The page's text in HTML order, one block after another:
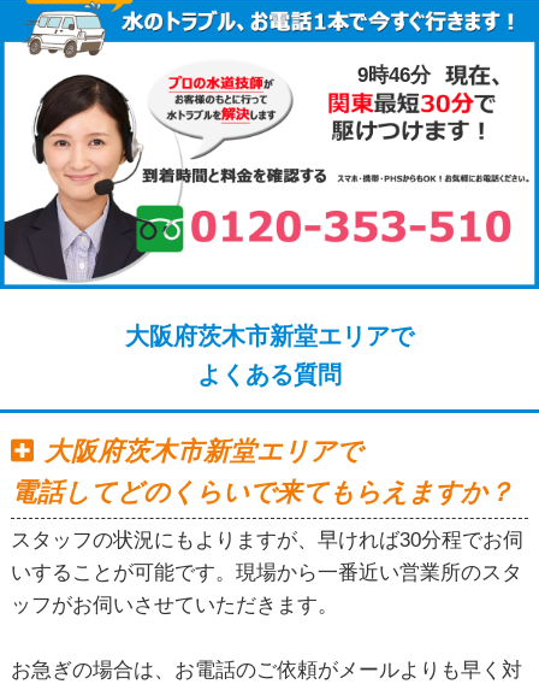
9時46分
大阪府茨木市新堂エリアで
よくある質問
大阪府茨木市新堂エリアで
電話してどのくらいで来てもらえますか？
スタッフの状況にもよりますが、早ければ30分程でお伺
いすることが可能です。現場から一番近い営業所のスタ
ッフがお伺いさせていただきます。
お急ぎの場合は、お電話のご依頼がメールよりも早く対